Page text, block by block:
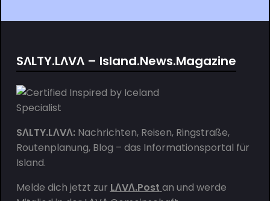
SΛLTY.LΛVΛ – Island.News.Magazine
SΛLTY.LΛVΛ:Nachrichten, Reisen, Ringstraße,
Routenplanung, Blog – das Informationsportal für
Island.
Melde dich jetzt zur LΛVΛ.Post an und werde